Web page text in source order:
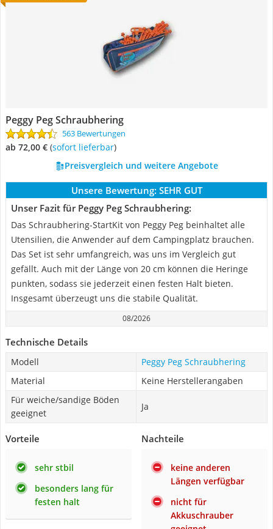
Peggy Peg Schraubhering
563 Bewertungen
ab 72,00 € ( Sofort lieferbar)
Preisvergleich und weitere Angebote
Unsere Bewertung: SEHR GUT
Unser Fazit für Peggy Peg Schraubhering:
Das Schraubhering-StartKit von Peggy Peg beinhaltet alle
Utensilien, die Anwender auf dem Campingplatz brauchen.
Das Set ist sehr umfangreich, was uns im Vergleich gut
gefällt. Auch mit der Länge von 20 cm können die Heringe
punkten, sodass sie jederzeit einen festen Halt bieten.
Insgesamt überzeugt uns die stabile Qualität.
08/2026
Technische Details
Modell
Peggy Peg Schraubhering
Material
Keine Herstellerangaben
Für weiche/sandige Böden
geeignet
Ja
Vorteile
sehr stbil
besonders lang für
festen halt
Nachteile
keine anderen
Längen verfügbar
nicht für
Akkuschrauber